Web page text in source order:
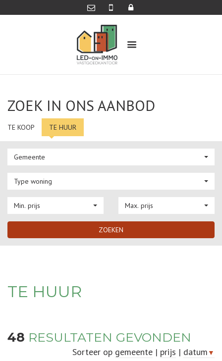
ZOEK IN ONS AANBOD
Gemeente
Type woning
Min. prijs Max. prijs
ZOEKEN
TE KOOP TE HUUR
TE HUUR
48 RESULTATEN GEVONDEN
Sorteer op gemeente | prijs | datum ▼